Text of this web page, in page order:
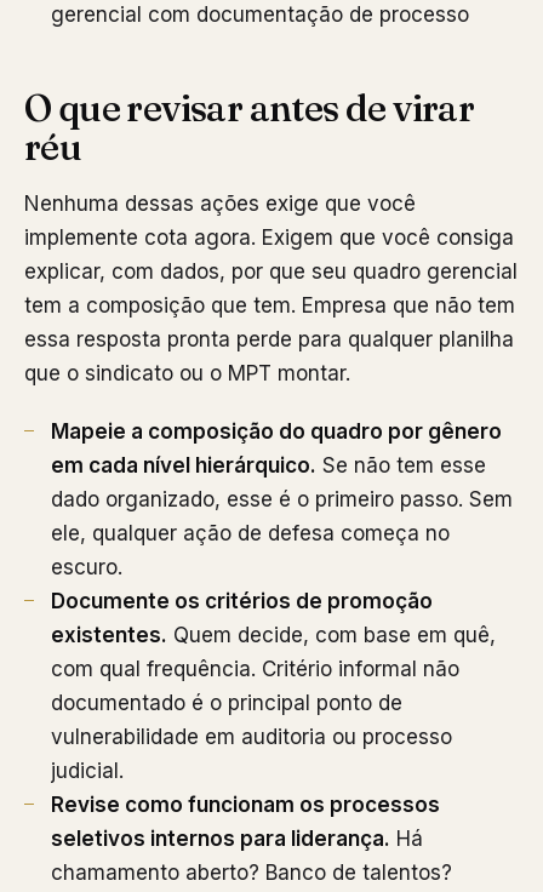
gerencial com documentação de processo
O que revisar antes de virar
réu
Nenhuma dessas ações exige que você
implemente cota agora. Exigem que você consiga
explicar, com dados, por que seu quadro gerencial
tem a composição que tem. Empresa que não tem
essa resposta pronta perde para qualquer planilha
que o sindicato ou o MPT montar.
Mapeie a composição do quadro por gênero
em cada nível hierárquico. Se não tem esse
dado organizado, esse é o primeiro passo. Sem
ele, qualquer ação de defesa começa no
escuro.
Documente os critérios de promoção
existentes. Quem decide, com base em quê,
com qual frequência. Critério informal não
documentado é o principal ponto de
vulnerabilidade em auditoria ou processo
judicial.
Revise como funcionam os processos
seletivos internos para liderança. Há
chamamento aberto? Banco de talentos?